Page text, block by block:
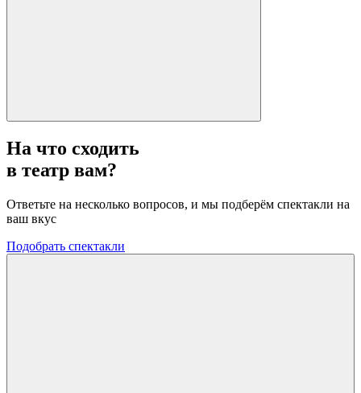
На что сходить
в театр вам?
Ответьте на несколько вопросов, и мы подберём спектакли на
ваш вкус
Подобрать спектакли